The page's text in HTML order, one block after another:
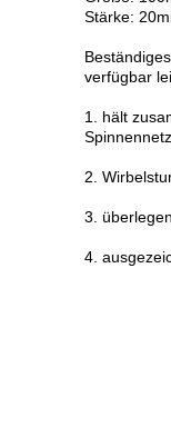
Stärke:
verfügbar
1. hält
2.
3.
4.